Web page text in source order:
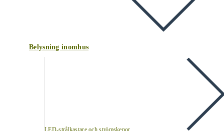
Belysning inomhus
LED-strålkastare och strömskenor